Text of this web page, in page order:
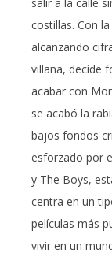
costillas. Con
alcanzando
villana, decide
acabar con
se acabó la
bajos fondos
esforzado por
y The Boys,
centra en un
películas más
vivir en un